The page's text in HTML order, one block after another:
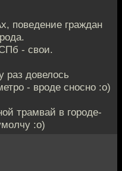
поведение граждан
- свои.
раз довелось
- вроде сносно :о)
трамвай в городе-
:о)